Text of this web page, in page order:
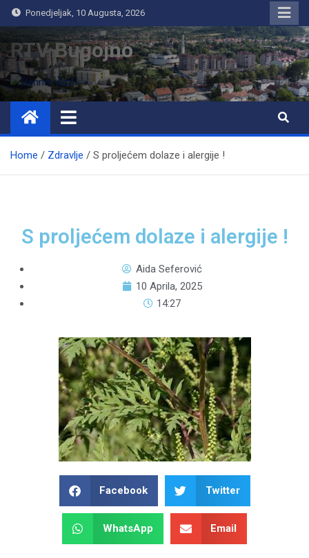
Ponedjeljak, 10 Augusta, 2026
RTV Bugojno
Home Zdravlje S proljećem dolaze i alergije !
S proljećem dolaze i alergije !
Aida Seferović
10 Aprila, 2025
14:27
Facebook Twitter
WhatsApp Email